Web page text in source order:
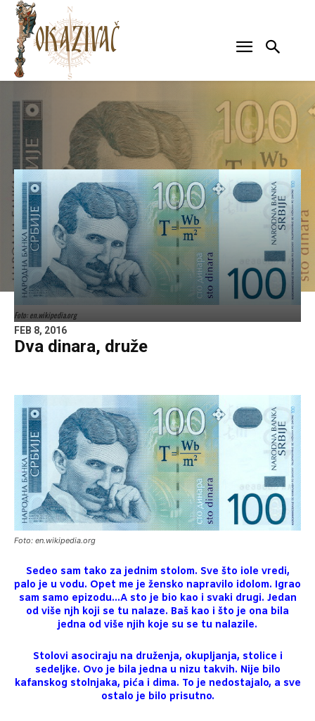
Foto: en.wikipedia.org
FEB 8, 2016
Dva dinara, druže
Foto: en.wikipedia.org
Sedeo sam tako za jednim stolom. Sve što iole vredi,
palo je u vodu. Opet me je žensko napravilo idolom. Igrao
sam samo epizodu…A sto je bio kao i svaki drugi. Jedan
od više njh koji se tu nalaze. Baš kao i što je ona bila
jedna od više njih koje su se tu nalazile.
Stolovi asociraju na druženja, okupljanja, stolice i
sedeljke. Ovo je bila jedna u nizu takvih. Nije bilo
kafanskog stolnjaka, pića i dima. To je nedostajalo, a sve
ostalo je bilo prisutno.